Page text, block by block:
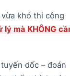
khó thi công
mà KHÔNG
dốc – đoán